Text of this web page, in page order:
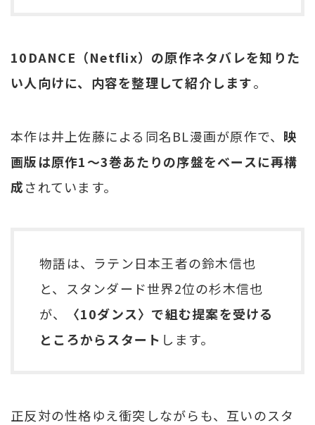
10DANCE（Netflix）の原作ネタバレを知りた
い人向けに、内容を整理して紹介します。
本作は井上佐藤による同名BL漫画が原作で、 映
画版は原作1〜3巻あたりの序盤をベースに再構
成されています。
物語は、ラテン日本王者の鈴木信也
と、スタンダード世界2位の杉木信也
が、
〈10ダンス〉で組む提案を受ける
ところからスタート します。
正反対の性格ゆえ衝突しながらも、互いのスタ